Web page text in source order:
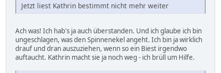
Jetzt liest Kathrin bestimmt nicht mehr weiter
Ach was! Ich hab's ja auch überstanden. Und ich glaube ich bin
ungeschlagen, was den Spinnenekel angeht. Ich bin ja wirklich
drauf und dran auszuziehen, wenn so ein Biest irgendwo
auftaucht. Kathrin macht sie ja noch weg - ich brüll um Hilfe.